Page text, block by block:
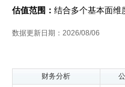
估值范围： 结合多个基本面维
数据更新日期：2026/08/06
财务分析